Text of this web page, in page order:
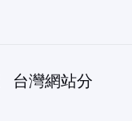
台灣網站分